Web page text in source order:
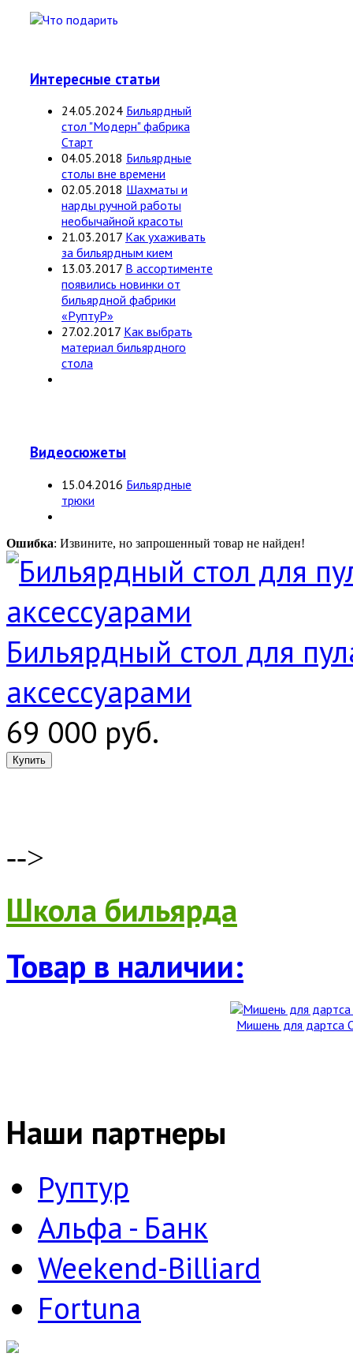
Интересные статьи
24.05.2024 Бильярдный
стол "Модерн" фабрика
Старт
04.05.2018 Бильярдные
столы вне времени
02.05.2018 Шахматы и
нарды ручной работы
необычайной красоты
21.03.2017 Как ухаживать
за бильярдным кием
13.03.2017 В ассортименте
появились новинки от
бильярдной фабрики
«РуптуР»
27.02.2017 Как выбрать
материал бильярдного
стола
Видеосюжеты
15.04.2016 Бильярдные
трюки
Ошибка: Извините, но запрошенный товар не найден!
Бильярдный стол для
аксессуарами
69 000 руб.
-->
Школа бильярда
Товар в наличии:
Мишень для дартса
Наши партнеры
Руптур
Альфа - Банк
Weekend-Billiard
Fortuna